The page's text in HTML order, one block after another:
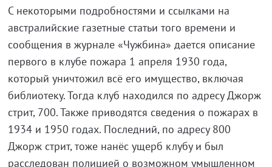
С некоторыми подробностями и ссылками на
австралийские газетные статьи того времени и
сообщения в журнале «Чужбина» дается описание
первого в клубе пожара 1 апреля 1930 года,
который уничтожил всё его имущество, включая
библиотеку. Тогда клуб находился по адресу Джорж
стрит, 700. Также приводятся сведения о пожарах в
1934 и 1950 годах. Последний, по адресу 800
Джорж стрит, тоже нанёс ущерб клубу и был
расследован полицией о возможном умышленном